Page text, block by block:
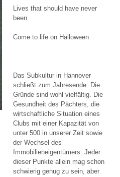
Lives that should have never
been
Come to life on Halloween
Das Subkultur in Hannover
schließt zum Jahresende. Die
Gründe sind wohl vielfältig. Die
Gesundheit des Pächters, die
wirtschaftliche Situation eines
Clubs mit einer Kapazität von
unter 500 in unserer Zeit sowie
der Wechsel des
Immobilieneigentümers. Jeder
dieser Punkte allein mag schon
schwierig genug zu sein, aber